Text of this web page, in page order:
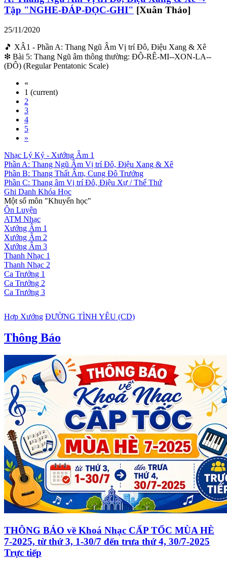
Tập "NGHE-ĐÁP-ĐỌC-GHI" [Xuân Thảo]
25/11/2020
🎵 XÂ1 - Phần A: Thang Ngũ Âm Vị trí Đô, Điệu Xang & Xê
❇ Bài 5: Thang Ngũ âm thông thường: ĐÔ-RÊ-MI--XON-LA--
(ĐÔ) (Regular Pentatonic Scale)
«
1 (current)
2
3
4
5
»
Nhạc Lý Ký - Xướng Âm 1
Phần A: Thang Ngũ Âm Vị trí Đô, Điệu Xang & Xê
Phần B: Thang Thất Âm, Cung Đô Trưởng
Phần C: Thang âm Vị trí Đô, Điệu Xự / Thể Thứ
Ghi Danh Khóa Học
Một số môn "Khuyến học"
Ôn Luyện
ATM Nhạc
Xướng Âm 1
Xướng Âm 2
Xướng Âm 3
Thanh Nhạc 1
Thanh Nhạc 2
Ca Trưởng 1
Ca Trưởng 2
Ca Trưởng 3
Hợp Xướng ĐƯỜNG TÌNH YÊU (CD)
Thông Báo
THÔNG BÁO về Khoá Nhạc CẤP TỐC MÙA HÈ
7-2025, từ thứ 3, 1-30/7 đến trưa thứ 4, 30/7-2025
Trực tiếp